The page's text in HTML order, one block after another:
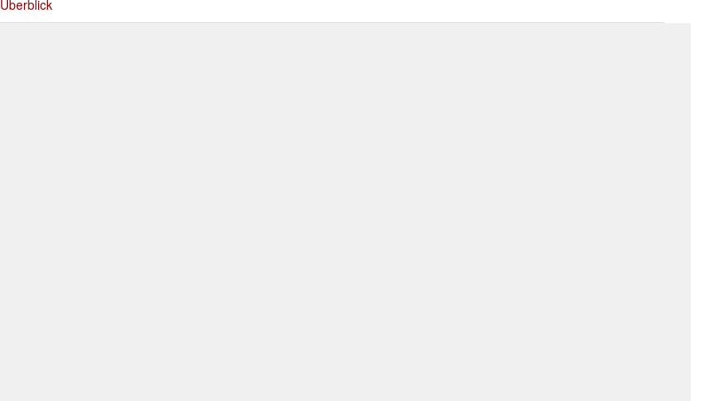
Überblick